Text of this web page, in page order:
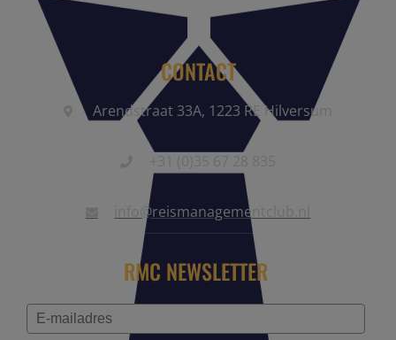
CONTACT
Arendstraat 33A, 1223 RE Hilversum
info@reismanagementclub.nl
RMC NEWSLETTER